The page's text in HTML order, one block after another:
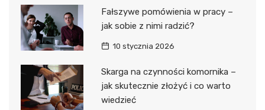
Fałszywe pomówienia w pracy –
jak sobie z nimi radzić?
10 stycznia 2026
Skarga na czynności komornika –
jak skutecznie złożyć i co warto
wiedzieć